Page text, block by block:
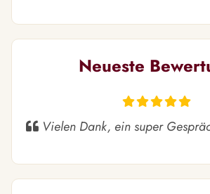
Neueste
Vielen Dank, ein super